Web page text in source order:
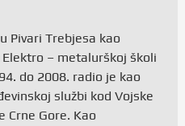
Pivari Trebjesa kao
– metalurškoj školi
do 2008. radio je kao
službi kod Vojske
Crne Gore. Kao